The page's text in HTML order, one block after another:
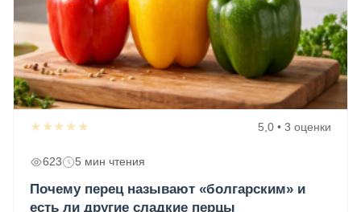
★★★★★ 5,0 • 3 оценки
623 5 мин чтения
Почему перец называют «болгарским» и
есть ли другие сладкие перцы